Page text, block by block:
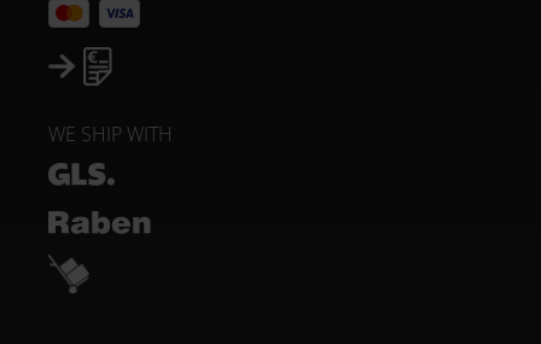
WE SHIP WITH